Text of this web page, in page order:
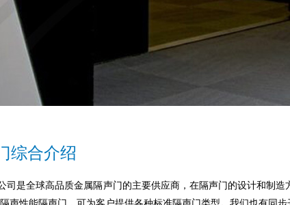
综合介绍
司是全球高品质金属隔声门的主要供应商，在隔声门的设计和制